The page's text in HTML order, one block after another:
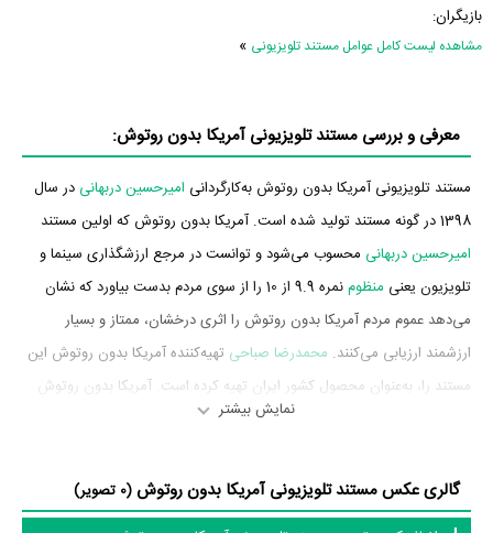
بازیگران:
مشاهده لیست کامل عوامل مستند تلویزیونی »
معرفی و بررسی مستند تلویزیونی آمریکا بدون روتوش:
مستند تلویزیونی آمریکا بدون روتوش به‌کارگردانی امیرحسین دربهانی در سال
1398 در گونه مستند تولید شده است. آمریکا بدون روتوش که اولین مستند
امیرحسین دربهانی محسوب می‌شود و توانست در مرجع ارزشگذاری سینما و
تلویزیون یعنی منظوم
نمره 9.9 از 10 را از سوی مردم بدست بیاورد که نشان
می‌دهد عموم مردم آمریکا بدون روتوش را اثری درخشان، ممتاز و بسیار
ارزشمند ارزیابی می‌کنند. محمدرضا صباحی تهیه‌کننده آمریکا بدون روتوش این
مستند را، به‌عنوان محصول کشور ایران تهیه کرده است. آمریکا بدون روتوش
از محتوا و داستان مستند آمریکا بدون روتوش چقدر اطلاع دارید؟
نمایش بیشتر
گالری عکس مستند تلویزیونی آمریکا بدون روتوش(0 تصویر)